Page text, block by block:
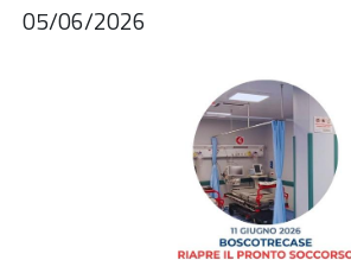
05/06/2026